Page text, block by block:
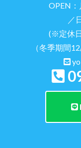
OPEN
／
(※定休
（冬季期間